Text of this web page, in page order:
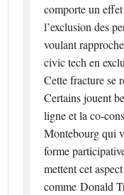
comporte un
l’exclusion des
voulant
civic tech en
Cette fracture se
Certains jouent
ligne et la co-
Montebourg qui
forme
mettent cet
comme Donald